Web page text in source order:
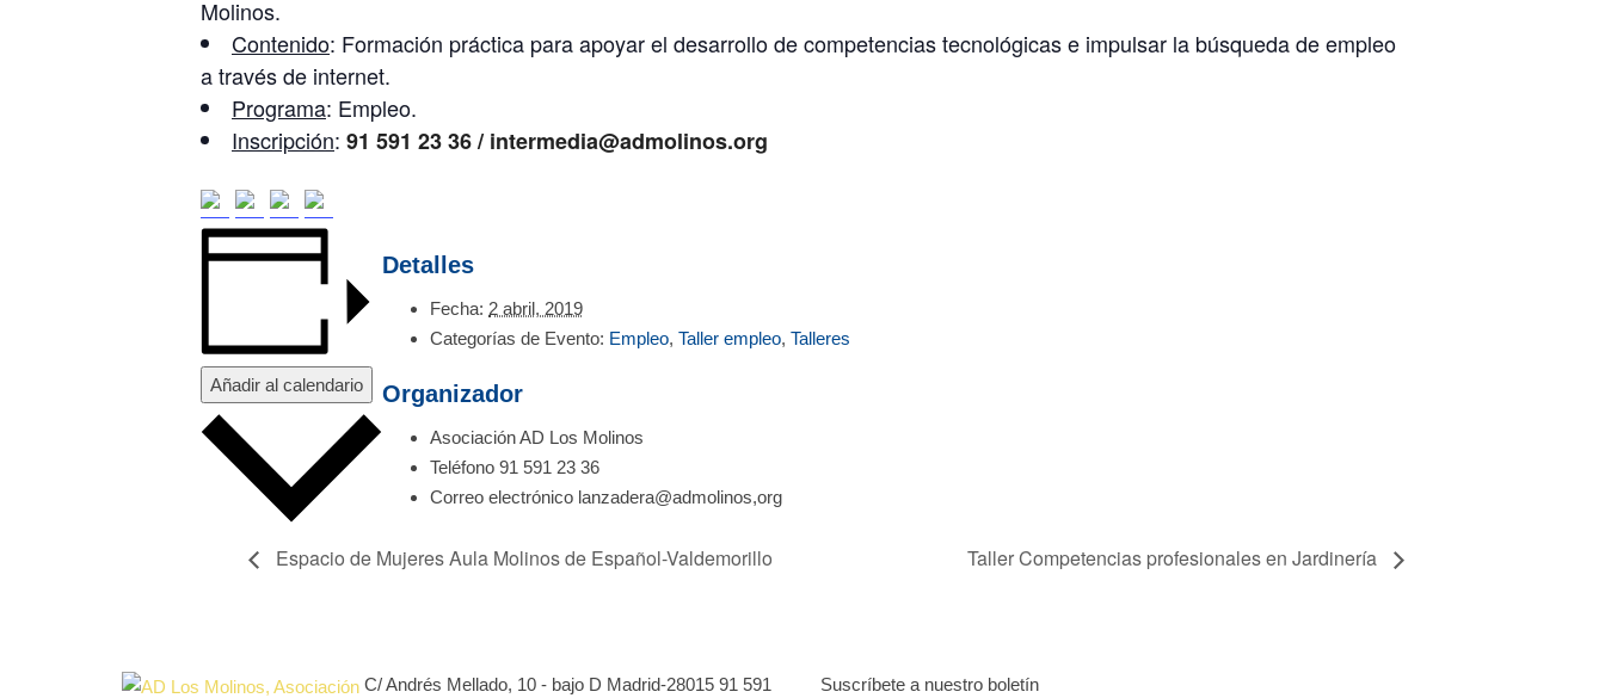
Molinos.
Contenido: Formación práctica para apoyar el desarrollo de competencias tecnológicas e impulsar la búsqueda de empleo
a través de internet.
Programa: Empleo.
Inscripción: 91 591 23 36 / intermedia@admolinos.org
Añadir al calendario
Detalles
Fecha: 2 abril, 2019
Categorías de Evento: Empleo, Taller empleo, Talleres
Organizador
Asociación AD Los Molinos
Teléfono 91 591 23 36
Correo electrónico lanzadera@admolinos,org
Espacio de Mujeres Aula Molinos de Español-Valdemorillo Taller Competencias profesionales en Jardinería
C/ Andrés Mellado, 10 - bajo D Madrid-28015 91 591 Suscríbete a nuestro boletín